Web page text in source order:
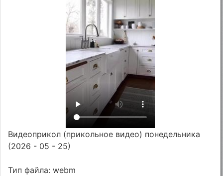
Видеоприкол (прикольное видео) понедельника
(2026 - 05 - 25)
Тип файла: webm